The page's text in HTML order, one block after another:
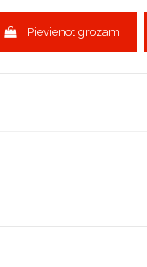
Pievienot grozam